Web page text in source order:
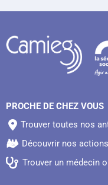
PROCHE DE CHEZ VOUS
Trouver toutes nos
Découvrir nos
Trouver un médecin